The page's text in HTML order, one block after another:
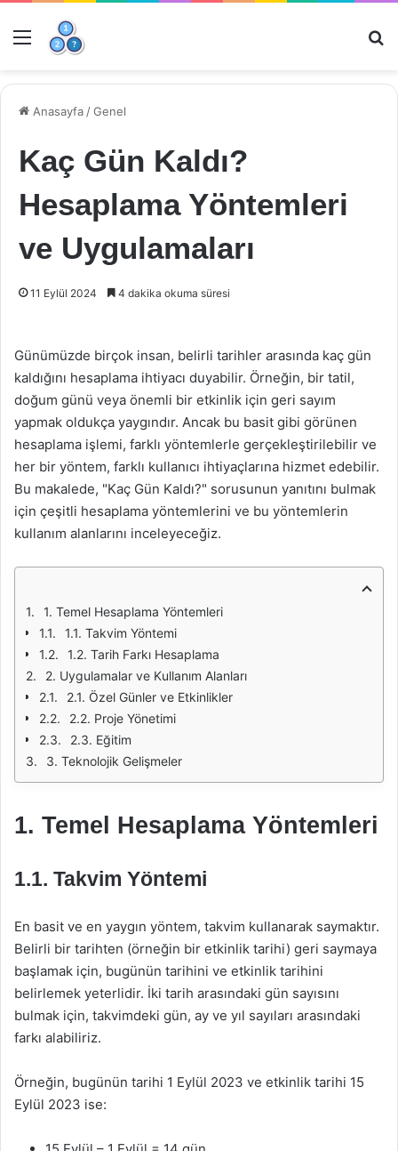
Menü
Anasayfa /Genel
Kaç Gün Kaldı?
Hesaplama Yöntemleri
ve Uygulamaları
11 Eylül 2024 4 dakika okuma süresi
Günümüzde birçok insan, belirli tarihler arasında kaç gün
kaldığını hesaplama ihtiyacı duyabilir. Örneğin, bir tatil,
doğum günü veya önemli bir etkinlik için geri sayım
yapmak oldukça yaygındır. Ancak bu basit gibi görünen
hesaplama işlemi, farklı yöntemlerle gerçekleştirilebilir ve
her bir yöntem, farklı kullanıcı ihtiyaçlarına hizmet edebilir.
Bu makalede, "Kaç Gün Kaldı?" sorusunun yanıtını bulmak
için çeşitli hesaplama yöntemlerini ve bu yöntemlerin
kullanım alanlarını inceleyeceğiz.
1. Temel Hesaplama Yöntemleri
1.1. Takvim Yöntemi
1.2. Tarih Farkı Hesaplama
2. Uygulamalar ve Kullanım Alanları
2.1. Özel Günler ve Etkinlikler
2.2. Proje Yönetimi
2.3. Eğitim
3. Teknolojik Gelişmeler
1. Temel Hesaplama Yöntemleri
1.1. Takvim Yöntemi
En basit ve en yaygın yöntem, takvim kullanarak saymaktır.
Belirli bir tarihten (örneğin bir etkinlik tarihi) geri saymaya
başlamak için, bugünün tarihini ve etkinlik tarihini
belirlemek yeterlidir. İki tarih arasındaki gün sayısını
bulmak için, takvimdeki gün, ay ve yıl sayıları arasındaki
farkı alabiliriz.
Örneğin, bugünün tarihi 1 Eylül 2023 ve etkinlik tarihi 15
Eylül 2023 ise: